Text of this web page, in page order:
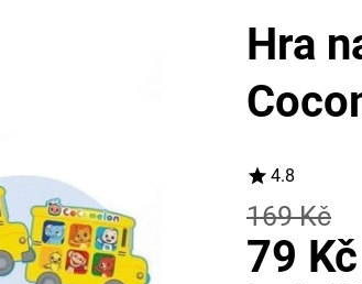
Hra
4.8
169 Kč
79 Kč